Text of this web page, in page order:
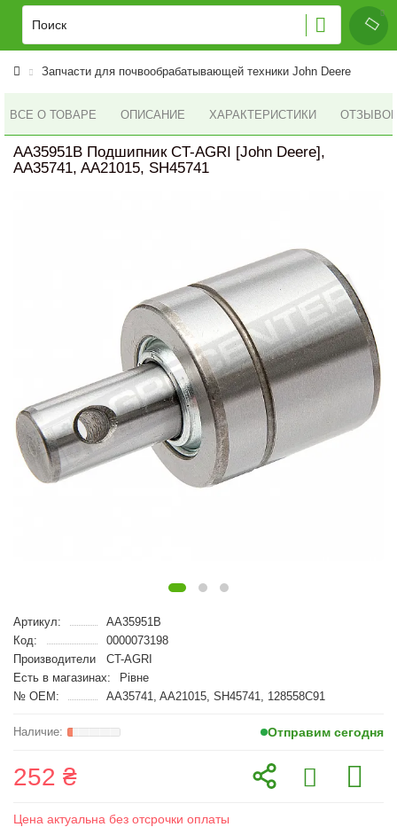
Запчасти для почвообрабатывающей техники John Deere
ВСЕ О ТОВАРЕ ОПИСАНИЕ ХАРАКТЕРИСТИКИ ОТЗЫВОВ
AA35951B Подшипник CT-AGRI [John Deere],
AA35741, AA21015, SH45741
Артикул:
AA35951B
Код:
0000073198
Производители
CT-AGRI
Есть в магазинах:
Рівне
№ OEM:
AA35741, AA21015, SH45741, 128558C91
Отправим сегодня
252 ₴
Цена актуальна без отсрочки оплаты